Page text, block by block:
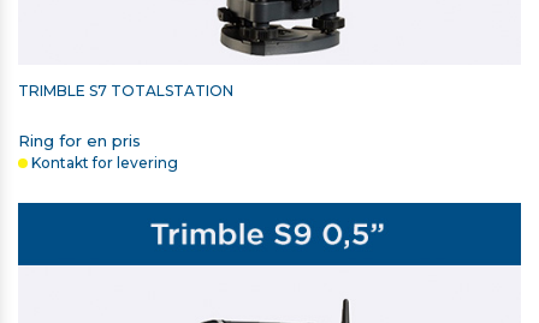
TRIMBLE S7 TOTALSTATION
Ring for en pris
Kontakt for levering